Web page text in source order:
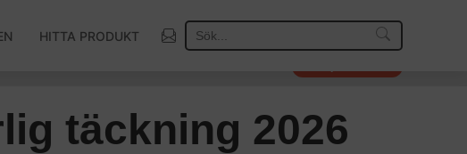
HITTA PRODUKT
täckning 2026